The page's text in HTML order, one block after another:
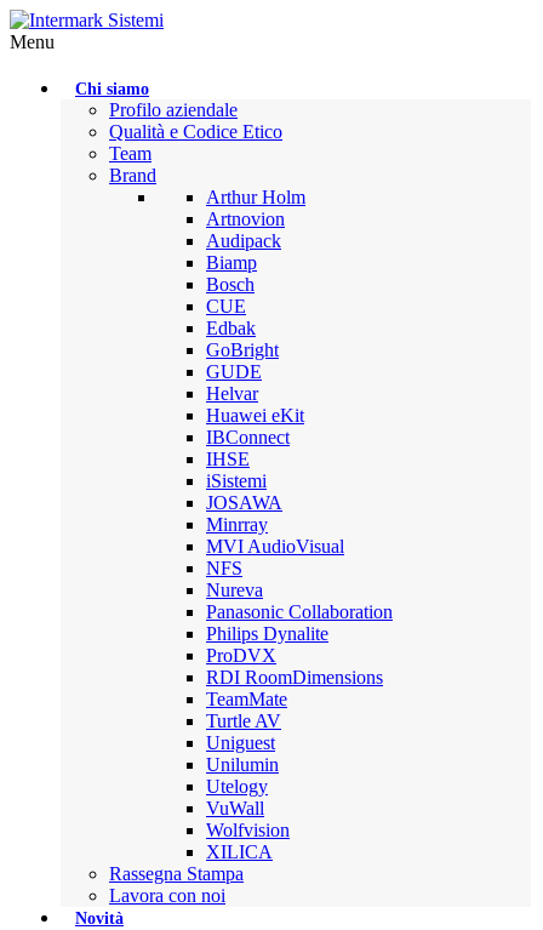
Menu
Chi siamo
Profilo aziendale
Qualità e Codice Etico
Team
Brand
Arthur Holm
Artnovion
Audipack
Biamp
Bosch
CUE
Edbak
GoBright
GUDE
Helvar
Huawei eKit
IBConnect
IHSE
iSistemi
JOSAWA
Minrray
MVI AudioVisual
NFS
Nureva
Panasonic Collaboration
Philips Dynalite
ProDVX
RDI RoomDimensions
TeamMate
Turtle AV
Uniguest
Unilumin
Utelogy
VuWall
Wolfvision
XILICA
Rassegna Stampa
Lavora con noi
Novità